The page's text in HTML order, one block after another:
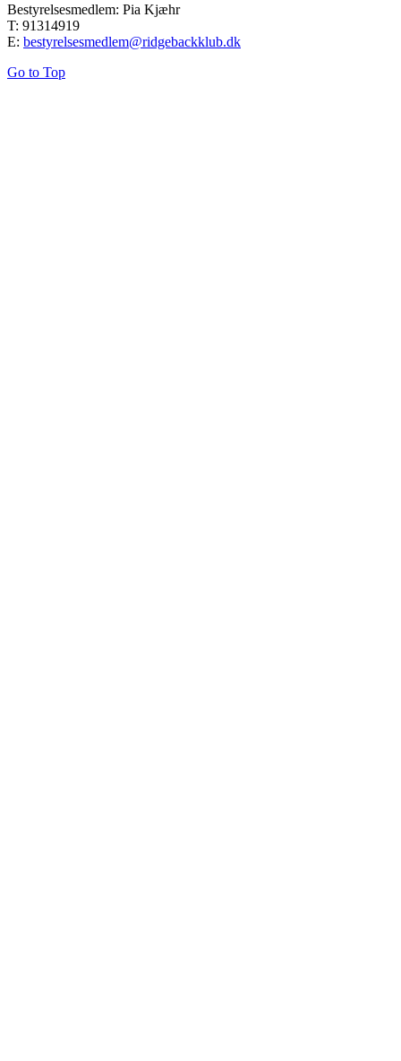
Bestyrelsesmedlem: Pia Kjæhr
T: 91314919
E: bestyrelsesmedlem@ridgebackklub.dk
Go to Top